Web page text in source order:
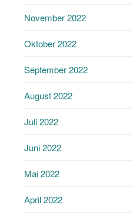
November 2022
Oktober 2022
September 2022
August 2022
Juli 2022
Juni 2022
Mai 2022
April 2022